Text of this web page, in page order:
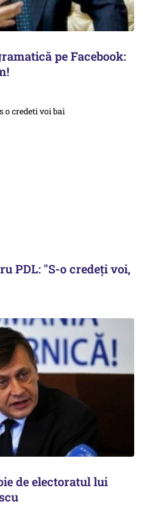
pe Facebook:
PDL: "S-o credeți voi,
de electoratul lui